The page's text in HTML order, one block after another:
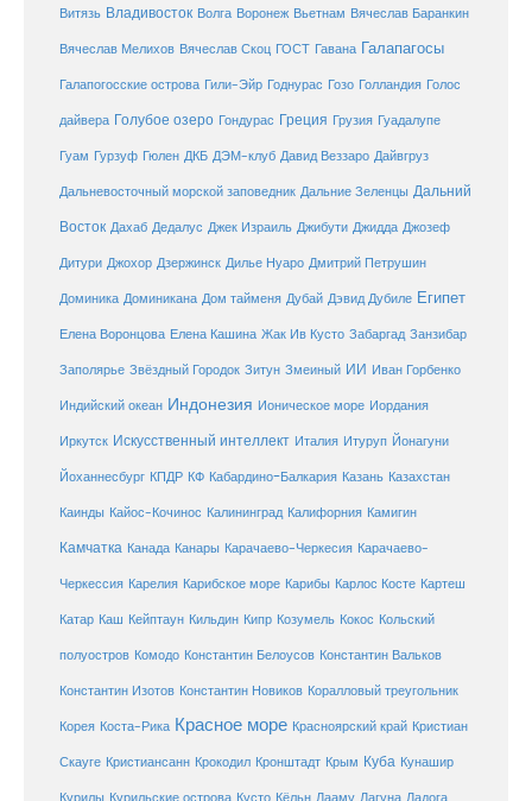
Витязь Владивосток Волга Воронеж Вьетнам Вячеслав Баранкин
Вячеслав Мелихов Вячеслав Скоц ГОСТ Гавана Галапагосы
Галапогосские острова Гили-Эйр Годнурас Гозо Голландия Голос
дайвера Голубое озеро Гондурас Греция Грузия Гуадалупе
Гуам Гурзуф Гюлен ДКБ ДЭМ-клуб Давид Веззаро Дайвгруз
Дальневосточный морской заповедник Дальние Зеленцы Дальний
Восток Дахаб Дедалус Джек Израиль Джибути Джидда Джозеф
Дитури Джохор Дзержинск Дилье Нуаро Дмитрий Петрушин
Доминика Доминикана Дом тайменя Дубай Дэвид Дубиле Египет
Елена Воронцова Елена Кашина Жак Ив Кусто Забаргад Занзибар
Заполярье Звёздный Городок Зитун Змеиный ИИ Иван Горбенко
Индийский океан Индонезия Ионическое море Иордания
Иркутск Искусственный интеллект Италия Итуруп Йонагуни
Йоханнесбург КПДР КФ Кабардино-Балкария Казань Казахстан
Каинды Кайос-Кочинос Калининград Калифорния Камигин
Камчатка Канада Канары Карачаево-Черкесия Карачаево-
Черкессия Карелия Карибское море Карибы Карлос Косте Картеш
Катар Каш Кейптаун Кильдин Кипр Козумель Кокос Кольский
полуостров Комодо Константин Белоусов Константин Вальков
Константин Изотов Константин Новиков Коралловый треугольник
Корея Коста-Рика Красное море Красноярский край Кристиан
Скауге Кристиансанн Крокодил Кронштадт Крым Куба Кунашир